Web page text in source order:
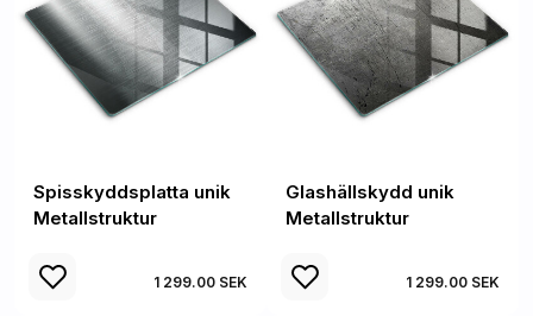
Spisskyddsplatta unik
Metallstruktur
1 299.00 SEK
Glashällskydd unik
Metallstruktur
1 299.00 SEK